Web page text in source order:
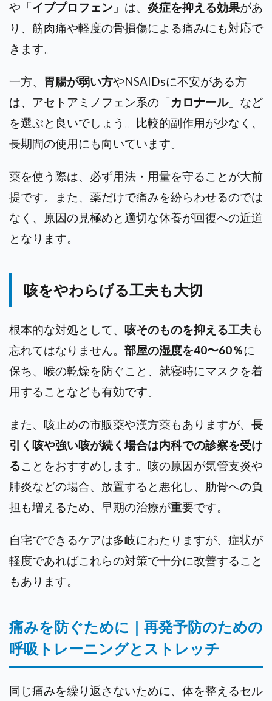
や「イブプロフェン 」は、 炎症を抑える効果があ
り、筋肉痛や軽度の骨損傷による痛みにも対応で
きます。
一方、 胃腸が弱い方やNSAIDsに不安がある方
は、アセトアミノフェン系の「カロナール」など
を選ぶと良いでしょう。比較的副作用が少なく、
長期間の使用にも向いています。
薬を使う際は、必ず用法・用量を守ることが大前
提です。また、薬だけで痛みを紛らわせるのでは
なく、原因の見極めと適切な休養が回復への近道
となります。
咳をやわらげる工夫も大切
根本的な対処として、 咳そのものを抑える工夫も
忘れてはなりません。 部屋の湿度を40〜60％に
保ち、喉の乾燥を防ぐこと、就寝時にマスクを着
用することなども有効です。
また、咳止めの市販薬や漢方薬もありますが、 長
引く咳や強い咳が続く場合は内科での診察を受け
ることをおすすめします。咳の原因が気管支炎や
肺炎などの場合、放置すると悪化し、肋骨への負
担も増えるため、早期の治療が重要です。
自宅でできるケアは多岐にわたりますが、症状が
軽度であればこれらの対策で十分に改善すること
もあります。
痛みを防ぐために｜再発予防のための
呼吸トレーニングとストレッチ
同じ痛みを繰り返さないために、体を整えるセル